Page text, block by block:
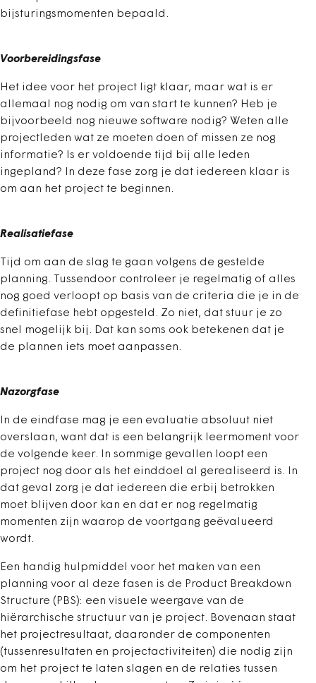
bijsturingsmomenten bepaald.
Voorbereidingsfase
Het idee voor het project ligt klaar, maar wat is er
allemaal nog nodig om van start te kunnen? Heb je
bijvoorbeeld nog nieuwe software nodig? Weten alle
projectleden wat ze moeten doen of missen ze nog
informatie? Is er voldoende tijd bij alle leden
ingepland? In deze fase zorg je dat iedereen klaar is
om aan het project te beginnen.
Realisatiefase
Tijd om aan de slag te gaan volgens de gestelde
planning. Tussendoor controleer je regelmatig of alles
nog goed verloopt op basis van de criteria die je in de
definitiefase hebt opgesteld. Zo niet, dat stuur je zo
snel mogelijk bij. Dat kan soms ook betekenen dat je
de plannen iets moet aanpassen.
Nazorgfase
In de eindfase mag je een evaluatie absoluut niet
overslaan, want dat is een belangrijk leermoment voor
de volgende keer. In sommige gevallen loopt een
project nog door als het einddoel al gerealiseerd is. In
dat geval zorg je dat iedereen die erbij betrokken
moet blijven door kan en dat er nog regelmatig
momenten zijn waarop de voortgang geëvalueerd
wordt.
Een handig hulpmiddel voor het maken van een
planning voor al deze fasen is de Product Breakdown
Structure (PBS): een visuele weergave van de
hiërarchische structuur van je project. Bovenaan staat
het projectresultaat, daaronder de componenten
(tussenresultaten en projectactiviteiten) die nodig zijn
om het project te laten slagen en de relaties tussen